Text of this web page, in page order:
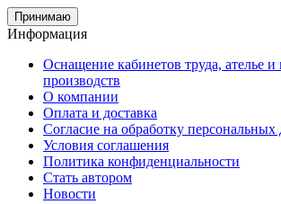
Принимаю
Информация
Оснащение кабинетов труда, ателье
производств
О компании
Оплата и доставка
Согласие на обработку
Условия соглашения
Политика конфиденциальности
Стать автором
Новости